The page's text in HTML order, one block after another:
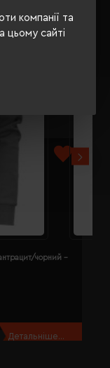
компанії та
цьому сайті
чорний -
Детальніше...